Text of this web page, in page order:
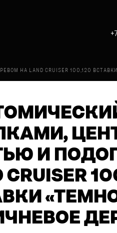
НА LAND CRUISER 100,120
И
CRUISER